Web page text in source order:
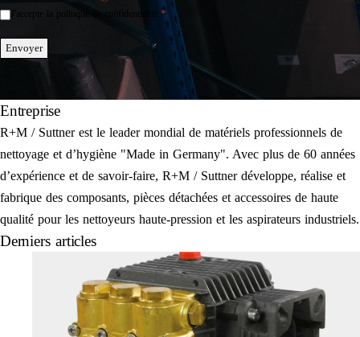
Einwilligung
J'accepte la politique de confidentialité.*
Envoyer
Entreprise
R+M / Suttner est le leader mondial de matériels professionnels de
nettoyage et d’hygiène "Made in Germany". Avec plus de 60 années
d’expérience et de savoir-faire, R+M / Suttner développe, réalise et
fabrique des composants, pièces détachées et accessoires de haute
qualité pour les nettoyeurs haute-pression et les aspirateurs industriels.
Derniers articles